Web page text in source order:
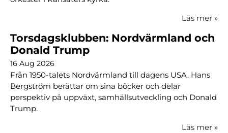
Läs mer »
Torsdagsklubben: Nordvärmland och
Donald Trump
16 Aug 2026
Från 1950-talets Nordvärmland till dagens USA. Hans
Bergström berättar om sina böcker och delar
perspektiv på uppväxt, samhällsutveckling och Donald
Trump.
Läs mer »